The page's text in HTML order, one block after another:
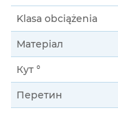
Klasa obciążenia
Матеріал
Кут °
Перетин